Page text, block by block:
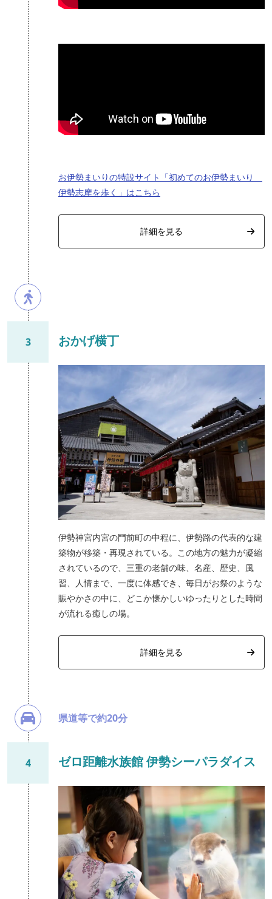
お伊勢まいりの特設サイト「初めてのお伊勢まいり
伊勢志摩を歩く」はこちら
詳細を見る
3 おかげ横丁
伊勢神宮内宮の門前町の中程に、伊勢路の代表的な建
築物が移築・再現されている。この地方の魅力が凝縮
されているので、三重の老舗の味、名産、歴史、風
習、人情まで、一度に体感でき、毎日がお祭のような
賑やかさの中に、どこか懐かしいゆったりとした時間
が流れる癒しの場。
詳細を見る
県道等で約20分
4 ゼロ距離水族館 伊勢シーパラダイス